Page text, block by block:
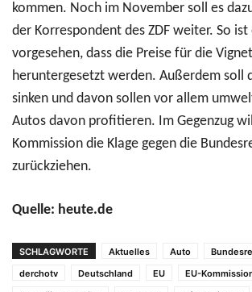
kommen. Noch im November soll es
der Korrespondent des ZDF weiter. So ist
vorgesehen, dass die Preise für die
heruntergesetzt werden. Außerdem soll
sinken und davon sollen vor allem
Autos davon profitieren. Im Gegenzug
Kommission die Klage gegen die
zurückziehen.
Quelle: heute.de
SCHLAGWORTE Aktuelles Auto
derchotv
Deutschland EU
EU-